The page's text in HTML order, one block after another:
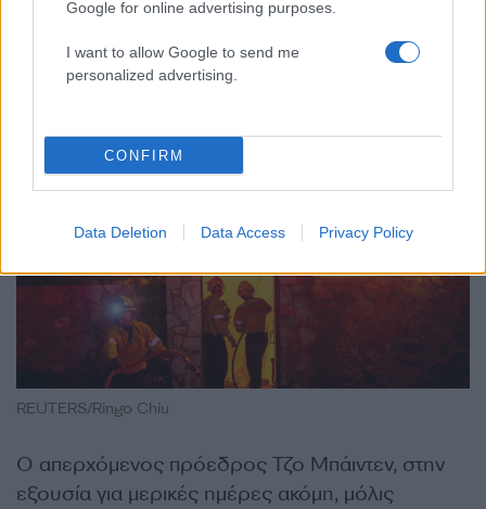
Google for online advertising purposes.
I want to allow Google to send me
personalized advertising.
CONFIRM
Data Deletion Data Access Privacy Policy
τον ποταμό Κολοράντο και χρησιμοποιείται
REUTERS/Ringo Chiu
Ο απερχόμενος πρόεδρος Τζο Μπάιντεν, στην
εξουσία για μερικές ημέρες ακόμη, μόλις